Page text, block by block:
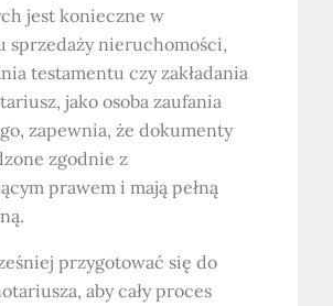
jest konieczne w
sprzedaży nieruchomości,
testamentu czy zakładania
jako osoba zaufania
zapewnia, że dokumenty
zgodnie z
prawem i mają pełną
przygotować się do
aby cały proces